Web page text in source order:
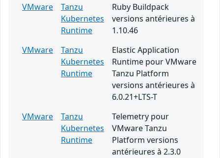
VMware
Tanzu
Kubernetes
Runtime
Ruby Buildpack
versions antérieures à
1.10.46
VMware
Tanzu
Kubernetes
Runtime
Elastic Application
Runtime pour VMware
Tanzu Platform
versions antérieures à
6.0.21+LTS-T
VMware
Tanzu
Kubernetes
Runtime
Telemetry pour
VMware Tanzu
Platform versions
antérieures à 2.3.0